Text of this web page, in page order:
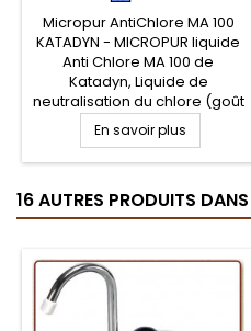
Micropur AntiChlore MA 100
KATADYN - MICROPUR liquide
Anti Chlore MA 100 de
Katadyn, Liquide de
neutralisation du chlore (goût
et odeur) contenu dans l'eau
après traitement chimique. Le
MICROPUR Antichlore MA 100
après la purification de votre
eau avec MICROPUR Forte
En savoir plus
16 AUTRES PRODUITS